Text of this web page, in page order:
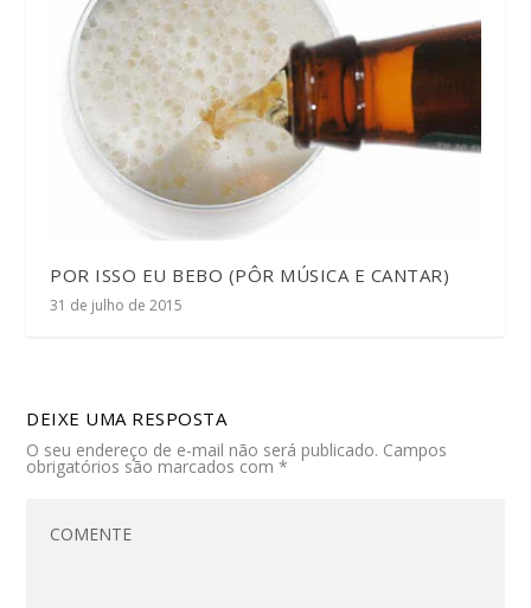
POR ISSO EU BEBO (PÔR MÚSICA E CANTAR)
31 de julho de 2015
DEIXE UMA RESPOSTA
O seu endereço de e-mail não será publicado. Campos
obrigatórios são marcados com*